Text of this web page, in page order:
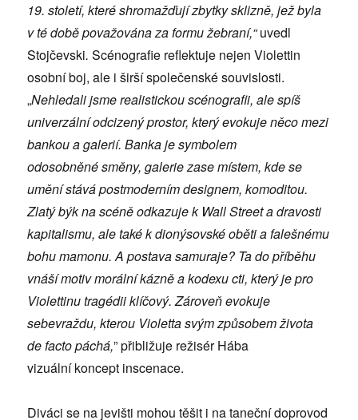
19. století, které shromažďují zbytky sklizně, jež byla
v té době považována za formu žebraní,“uvedl
Stojčevski.Scénografie reflektuje nejen Violettin
osobní boj, ale i širší společenské souvislosti.
„Nehledali jsme realistickou scénografii, ale spíš
univerzální odcizený prostor, který evokuje něco mezi
bankou a galerií. Banka je symbolem
odosobněnésměny, galerie zase místem, kde se
umění stává postmoderním designem, komoditou.
Zlatý býk na scéně odkazuje k Wall Street a dravosti
kapitalismu, ale takék dionýsovskéoběti a falešnému
bohu mamonu. A postava samuraje? Ta do příběhu
vnáší motiv morální kázně a kodexu cti, který je pro
Violettinu tragédii klíčový. Zároveň evokuje
sebevraždu, kterou Violetta svým způsobem života
de facto páchá,” přibližuje režisér Hába
vizuální koncept inscenace.
Diváci se na jevišti mohou těšit i na taneční doprovod